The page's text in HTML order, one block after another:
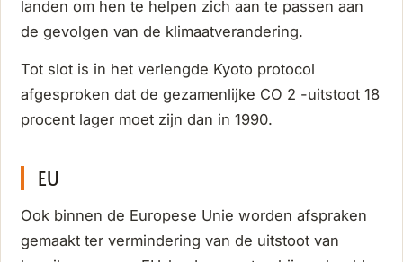
landen om hen te helpen zich aan te passen aan
de gevolgen van de klimaatverandering.
Tot slot is in het verlengde Kyoto protocol
afgesproken dat de gezamenlijke CO 2 -uitstoot 18
procent lager moet zijn dan in 1990.
EU
Ook binnen de Europese Unie worden afspraken
gemaakt ter vermindering van de uitstoot van